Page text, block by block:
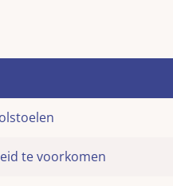
te voorkomen